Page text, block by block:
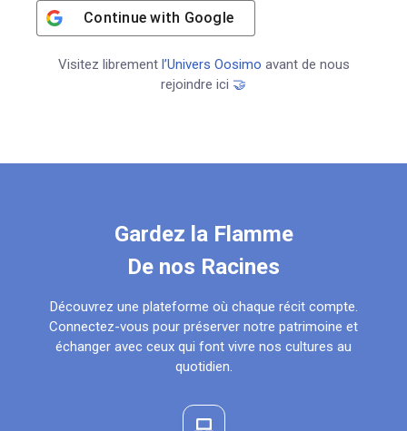
Gardez la Flamme
De nos Racines
Découvrez une plateforme où chaque récit compte.
Connectez-vous pour préserver notre patrimoine et
échanger avec ceux qui font vivre nos cultures au
quotidien.
Continue with Google
Visitez librement l’Univers Oosimo avant de nous
rejoindre ici 🤝